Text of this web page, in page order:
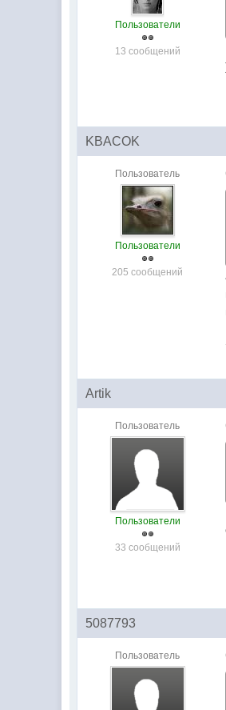
Пользователи
13 сообщений
KBACOK
Пользователь
Пользователи
205 сообщений
Artik
Пользователь
Пользователи
33 сообщений
5087793
Пользователь